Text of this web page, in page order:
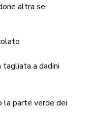
altra se
a dadini
la parte verde dei